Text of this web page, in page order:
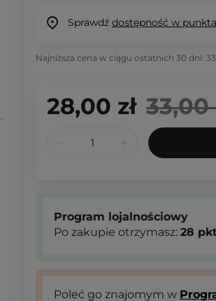
Sprawdź dostępność w
Najniższa cena w ciągu ostatnich 30 dni:
28,00 zł 33,00
Program lojalnościowy
Po zakupie otrzymasz: 28
Poleć go znajomym w